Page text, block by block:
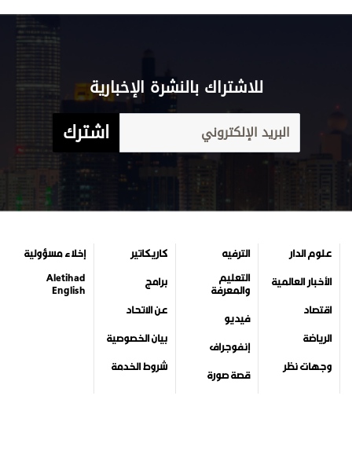
للاشتراك بالنشرة الإخبارية
اشترك
علوم الدار
الأخبار العالمية
اقتصاد
الرياضة
وجهات نظر
الترفيه
التعليم
والمعرفة
فيديو
إنفوجراف
قصة صورة
كاريكاتير
برامج
عن الاتحاد
بيان الخصوصية
شروط الخدمة
إخلاء مسؤولية
Aletihad
English